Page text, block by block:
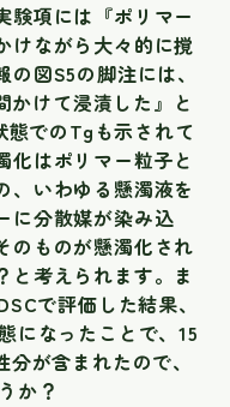
験項には『ポリマー
けながら大々的に撹
図S5の脚注には、
かけて浸漬した』と
でのTgも示されて
化はポリマー粒子と
、いわゆる懸濁液を
に分散媒が染み込
のものが懸濁化され
と考えられます。ま
で評価した結果、
になったことで、15
が含まれたので、
か？